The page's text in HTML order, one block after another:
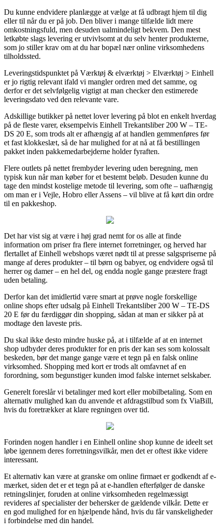
Du kunne endvidere planlægge at vælge at få udbragt hjem til dig
eller til når du er på job. Den bliver i mange tilfælde lidt mere
omkostningsfuld, men desuden ualmindeligt bekvem. Den mest
letkøbte slags levering er utvivlsomt at du selv henter produkterne,
som jo stiller krav om at du har bopæl nær online virksomhedens
tilholdssted.
Leveringstidspunktet på Værktøj & elværktøj > Elværktøj > Einhell
er jo rigtig relevant ifald vi mangler ordren med det samme, og
derfor er det selvfølgelig vigtigt at man checker den estimerede
leveringsdato ved den relevante vare.
Adskillige butikker på nettet lover levering på blot en enkelt hverdag
på de fleste varer, eksempelvis Einhell Trekantsliber 200 W – TE-
DS 20 E, som trods alt er afhængig af at handlen gemmenføres før
et fast klokkeslæt, så de har mulighed for at nå at få bestillingen
pakket inden pakkemedarbejderne holder fyraften.
Flere outlets på nettet frembyder levering uden beregning, men
typisk kun når man køber for et bestemt beløb. Desuden kunne du
tage den mindst kostelige metode til levering, som ofte – uafhængig
om man er i Vejle, Hobro eller Assens – vil blive at få kørt din ordre
til en pakkeshop.
Det har vist sig at være i høj grad nemt for os alle at finde
information om priser fra flere internet forretninger, og herved har
flertallet af Einhell webshops været nødt til at presse salgspriserne på
mange af deres produkter – til børn og babyer, og endvidere også til
herrer og damer – en hel del, og endda nogle gange præstere fragt
uden betaling.
Derfor kan det imidlertid være smart at prøve nogle forskellige
online shops efter udsalg på Einhell Trekantsliber 200 W – TE-DS
20 E før du færdiggør din shopping, sådan at man er sikker på at
modtage den laveste pris.
Du skal ikke desto mindre huske på, at i tilfælde af at en internet
shop udbyder deres produkter for en pris der kan ses som kolossalt
beskeden, bør det mange gange være et tegn på en falsk online
virksomhed. Shopping med kort er trods alt omfavnet af en
forordning, som begunstiger kunden imod falske internet selskaber.
Generelt foreslår vi betalinger med kort eller mobilbetaling. Som en
alternativ mulighed kan du anvende et afdragstilbud som fx ViaBill,
hvis du foretrækker at klare regningen over tid.
Forinden nogen handler i en Einhell online shop kunne de ideelt set
løbe igennem deres forretningsvilkår, men det er oftest ikke videre
interessant.
Et alternativ kan være at granske om online firmaet er godkendt af e-
mærket, siden det er et tegn på at e-handlen efterfølger de danske
retningslinjer, foruden at online virksomheden regelmæssigt
revideres af specialister der behersker de gældende vilkår. Dette er
en god mulighed for en hjælpende hånd, hvis du får vanskeligheder
i forbindelse med din handel.